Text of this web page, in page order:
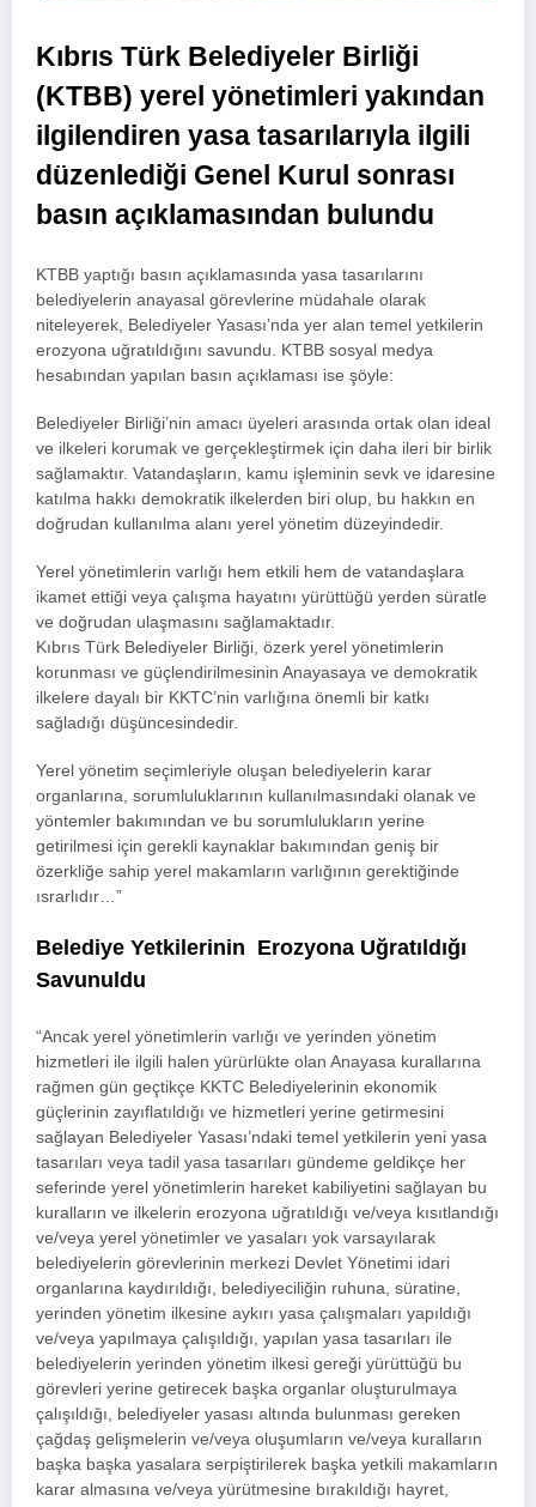
Kıbrıs Türk Belediyeler Birliği
(KTBB) yerel yönetimleri yakından
ilgilendiren yasa tasarılarıyla ilgili
düzenlediği Genel Kurul sonrası
basın açıklamasından bulundu
KTBB yaptığı basın açıklamasında yasa tasarılarını
belediyelerin anayasal görevlerine müdahale olarak
niteleyerek, Belediyeler Yasası’nda yer alan temel yetkilerin
erozyona uğratıldığını savundu. KTBB sosyal medya
hesabından yapılan basın açıklaması ise şöyle:
Belediyeler Birliği’nin amacı üyeleri arasında ortak olan ideal
ve ilkeleri korumak ve gerçekleştirmek için daha ileri bir birlik
sağlamaktır. Vatandaşların, kamu işleminin sevk ve idaresine
katılma hakkı demokratik ilkelerden biri olup, bu hakkın en
doğrudan kullanılma alanı yerel yönetim düzeyindedir.
Yerel yönetimlerin varlığı hem etkili hem de vatandaşlara
ikamet ettiği veya çalışma hayatını yürüttüğü yerden süratle
ve doğrudan ulaşmasını sağlamaktadır.
Kıbrıs Türk Belediyeler Birliği, özerk yerel yönetimlerin
korunması ve güçlendirilmesinin Anayasaya ve demokratik
ilkelere dayalı bir KKTC’nin varlığına önemli bir katkı
sağladığı düşüncesindedir.
Yerel yönetim seçimleriyle oluşan belediyelerin karar
organlarına, sorumluluklarının kullanılmasındaki olanak ve
yöntemler bakımından ve bu sorumlulukların yerine
getirilmesi için gerekli kaynaklar bakımından geniş bir
özerkliğe sahip yerel makamların varlığının gerektiğinde
ısrarlıdır…”
Belediye Yetkilerinin Erozyona Uğratıldığı
Savunuldu
“Ancak yerel yönetimlerin varlığı ve yerinden yönetim
hizmetleri ile ilgili halen yürürlükte olan Anayasa kurallarına
rağmen gün geçtikçe KKTC Belediyelerinin ekonomik
güçlerinin zayıflatıldığı ve hizmetleri yerine getirmesini
sağlayan Belediyeler Yasası’ndaki temel yetkilerin yeni yasa
tasarıları veya tadil yasa tasarıları gündeme geldikçe her
seferinde yerel yönetimlerin hareket kabiliyetini sağlayan bu
kuralların ve ilkelerin erozyona uğratıldığı ve/veya kısıtlandığı
ve/veya yerel yönetimler ve yasaları yok varsayılarak
belediyelerin görevlerinin merkezi Devlet Yönetimi idari
organlarına kaydırıldığı, belediyeciliğin ruhuna, süratine,
yerinden yönetim ilkesine aykırı yasa çalışmaları yapıldığı
ve/veya yapılmaya çalışıldığı, yapılan yasa tasarıları ile
belediyelerin yerinden yönetim ilkesi gereği yürüttüğü bu
görevleri yerine getirecek başka organlar oluşturulmaya
çalışıldığı, belediyeler yasası altında bulunması gereken
çağdaş gelişmelerin ve/veya oluşumların ve/veya kuralların
başka başka yasalara serpiştirilerek başka yetkili makamların
karar almasına ve/veya yürütmesine bırakıldığı hayret,